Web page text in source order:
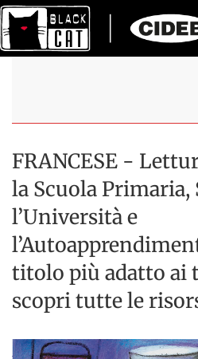
FRANCESE -
la Scuola Primaria,
l’Università e
titolo più adatto ai
scopri tutte le